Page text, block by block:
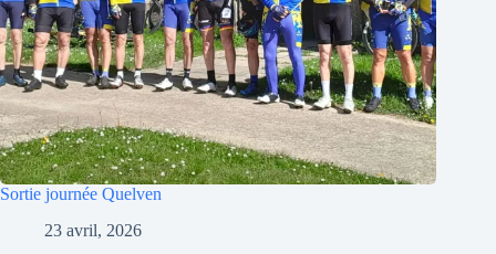
Sortie journée Quelven
23 avril, 2026